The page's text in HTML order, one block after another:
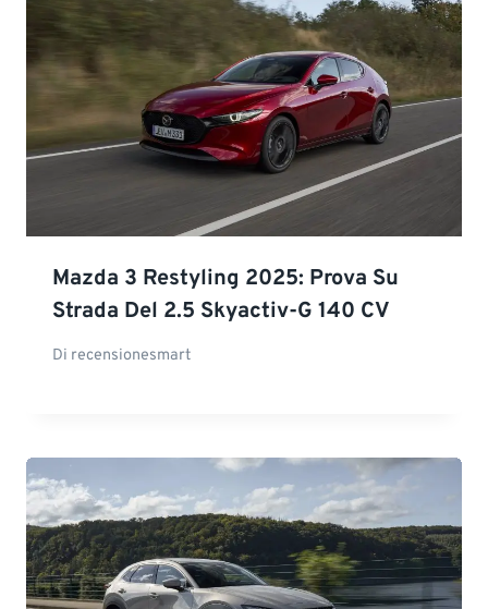
Mazda 3 Restyling 2025: Prova Su
Strada Del 2.5 Skyactiv-G 140 CV
Di recensionesmart